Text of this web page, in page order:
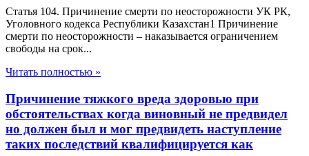
Статья 104. Причинение смерти по неосторожности УК РК,
Уголовного кодекса Республики Казахстан1 Причинение
смерти по неосторожности – наказывается ограничением
свободы на срок...
Читать полностью »
Причинение тяжкого вреда здоровью при
обстоятельствах когда виновный не предвидел
но должен был и мог предвидеть наступление
таких последствий квалифицируется как